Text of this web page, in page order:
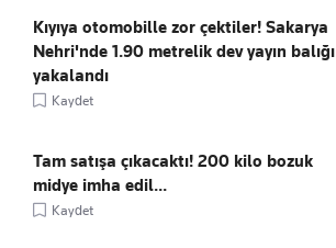
Kıyıya otomobille zor çektiler! Sakarya
Nehri'nde 1.90 metrelik dev yayın balığı
yakalandı
Kaydet
Tam satışa çıkacaktı! 200 kilo bozuk
midye imha edil...
Kaydet